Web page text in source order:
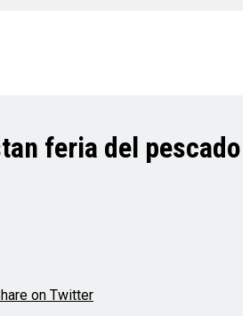
feria del pescado
on Twitter